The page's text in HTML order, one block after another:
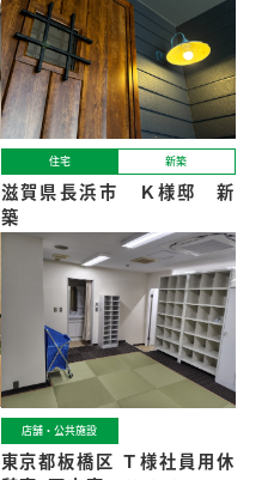
住宅 新築
滋賀県長浜市 Ｋ様邸 新
築
店舗・公共施設
東京都板橋区 Ｔ様社員用休